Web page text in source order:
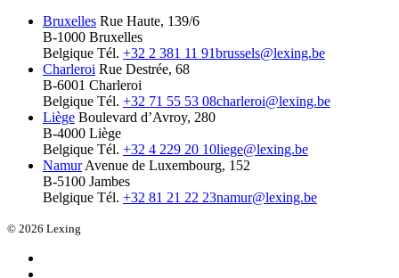
Bruxelles Rue Haute, 139/6
B-1000 Bruxelles
Belgique Tél. +32 2 381 11 91brussels@lexing.be
Charleroi Rue Destrée, 68
B-6001 Charleroi
Belgique Tél. +32 71 55 53 08charleroi@lexing.be
Liège Boulevard d’Avroy, 280
B-4000 Liège
Belgique Tél. +32 4 229 20 10liege@lexing.be
Namur Avenue de Luxembourg, 152
B-5100 Jambes
Belgique Tél. +32 81 21 22 23namur@lexing.be
© 2026 Lexing